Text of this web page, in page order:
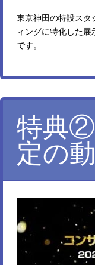
東京神田の特設スタ
ィングに特化した
です。
特典
定の